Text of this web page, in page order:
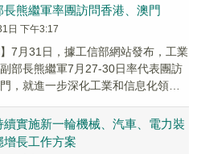
長熊繼軍率團訪問香港、澳門
日 下午3:17
】7月31日，據工信部網站發布，工業
部長熊繼軍7月27-30日率代表團訪
，就進一步深化工業和信息化領域
續實施新一輪機械、汽車、電力裝
增長工作方案